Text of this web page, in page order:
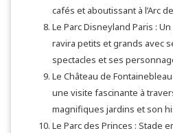
cafés et aboutissant à l’Arc
Le Parc Disneyland Paris :
ravira petits et grands avec
spectacles et ses
Le Château de
une visite fascinante à
magnifiques jardins et son
Le Parc des Princes : Stade